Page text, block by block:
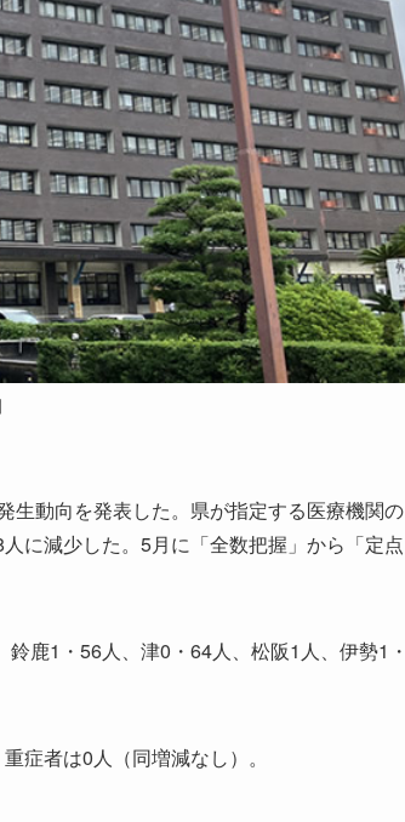
動向を発表した。県が指定する医療機関の
に減少した。5月に「全数把握」から「定点
鹿1・56人、津0・64人、松阪1人、伊勢1・
症者は0人（同増減なし）。